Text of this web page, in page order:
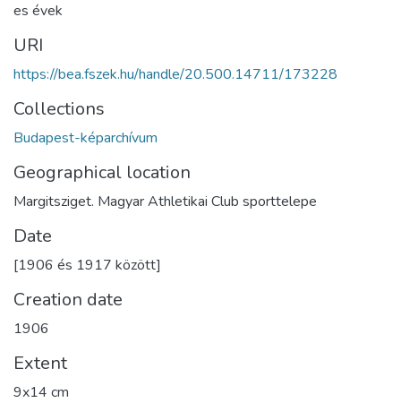
es évek
URI
https://bea.fszek.hu/handle/20.500.14711/173228
Collections
Budapest-képarchívum
Geographical location
Margitsziget. Magyar Athletikai Club sporttelepe
Date
[1906 és 1917 között]
Creation date
1906
Extent
9x14 cm